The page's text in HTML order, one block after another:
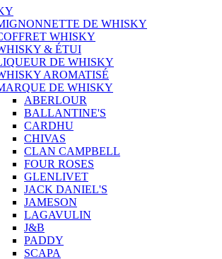
DE WHISKY
WHISKY
& ÉTUI
DE WHISKY
AROMATISÉ
DE WHISKY
ABERLOUR
BALLANTINE'S
CARDHU
CHIVAS
CLAN CAMPBELL
FOUR ROSES
GLENLIVET
JACK DANIEL'S
JAMESON
LAGAVULIN
J&B
PADDY
SCAPA